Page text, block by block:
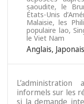
saoudite, le
États-Unis
Malaisie, les
populaire lao,
le Viet Nam
Anglais, Japonais
L’administration
informels sur les
si la demande